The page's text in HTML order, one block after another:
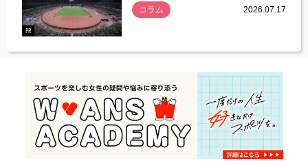
PR
コラム
2026.07.17